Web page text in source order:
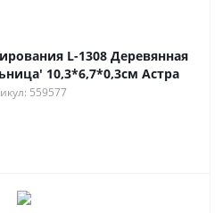
L-1308 Деревянная
10,3*6,7*0,3см Астра
559577